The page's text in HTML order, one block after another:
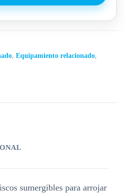
, Equipamiento relacionado,
sumergibles para arrojar